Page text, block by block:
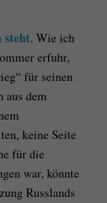
. Wie ich
erfuhr,
für seinen
aus dem
keine Seite
für die
war, könnte
Russlands